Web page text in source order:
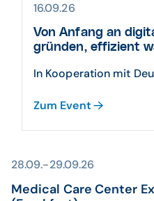
16.09.26
Von Anfang an
gründen, effizient
In Kooperation mit
Zum Event
28.09.-29.09.26
Medical Care Center